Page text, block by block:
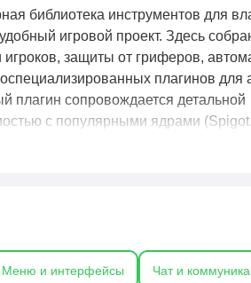
библиотека инструментов для
игровой проект. Здесь
защиты от гриферов,
плагинов для
плагин сопровождается детальной
с популярными ядрами
Меню и интерфейсы Чат и